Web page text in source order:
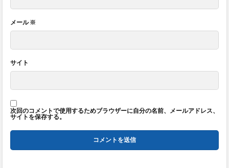
メール※
サイト
次回のコメントで使用するためブラウザーに自分の名前、メールアドレス、
サイトを保存する。